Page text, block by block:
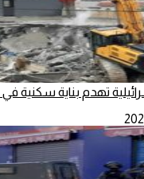
تهدم بناية سكنية